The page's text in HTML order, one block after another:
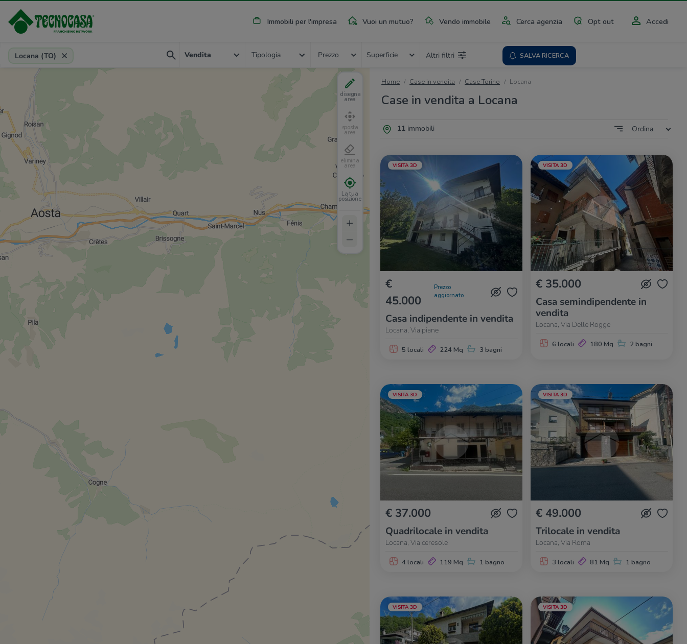
Immobili per l'impresa Vuoi un mutuo? Vendo immobile Cerca agenzia Opt out Accedi
Provincia, comune, zona, riferimento
Locana (TO) Vendita Tipologia Prezzo Superficie Altri filtri SALVA RICERCA
Home Case in vendita Case Torino Locana
Case in vendita a Locana
11immobili Ordina
VISITA 3D
€
45.000
Prezzo
aggiornato
Casa indipendente in vendita
Locana, Via piane
5 locali 224 Mq 3 bagni
VISITA 3D
€ 35.000
Casa semindipendente in
vendita
Locana, Via Delle Rogge
6 locali 180 Mq 2 bagni
VISITA 3D
€ 37.000
Quadrilocale in vendita
Locana, Via ceresole
4 locali 119 Mq 1 bagno
VISITA 3D
€ 49.000
Trilocale in vendita
Locana, Via Roma
3 locali 81 Mq 1 bagno
VISITA 3D VISITA 3D
disegna
area
sposta
area
elimina
area
La tua
posizione
+
–